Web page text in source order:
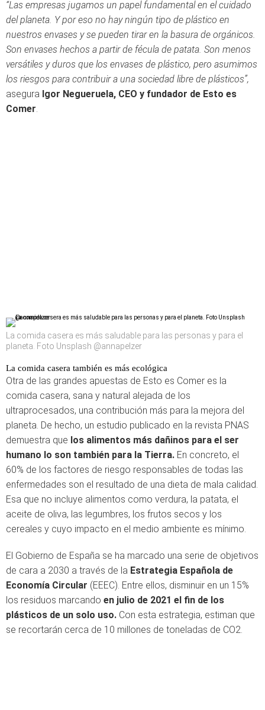
“Las empresas jugamos un papel fundamental en el cuidado
del planeta. Y por eso no hay ningún tipo de plástico en
nuestros envases y se pueden tirar en la basura de orgánicos.
Son envases hechos a partir de fécula de patata. Son menos
versátiles y duros que los envases de plástico, pero asumimos
los riesgos para contribuir a una sociedad libre de plásticos”,
asegura Igor Negueruela, CEO y fundador de Esto es
Comer.
La comida casera es más saludable para las personas y para el
planeta. Foto Unsplash @annapelzer
La comida casera también es más ecológica
Otra de las grandes apuestas de Esto es Comer es la
comida casera, sana y natural alejada de los
ultraprocesados, una contribución más para la mejora del
planeta. De hecho, un estudio publicado en la revista PNAS
demuestra que los alimentos más dañinos para el ser
humano lo son también para la Tierra. En concreto, el
60% de los factores de riesgo responsables de todas las
enfermedades son el resultado de una dieta de mala calidad.
Esa que no incluye alimentos como verdura, la patata, el
aceite de oliva, las legumbres, los frutos secos y los
cereales y cuyo impacto en el medio ambiente es mínimo.
El Gobierno de España se ha marcado una serie de objetivos
de cara a 2030 a través de la Estrategia Española de
Economía Circular (EEEC). Entre ellos, disminuir en un 15%
los residuos marcando en julio de 2021 el fin de los
plásticos de un solo uso. Con esta estrategia, estiman que
se recortarán cerca de 10 millones de toneladas de CO2.